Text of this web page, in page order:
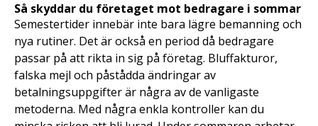
Så skyddar du företaget mot bedragare i sommar
Semestertider innebär inte bara lägre bemanning och
nya rutiner. Det är också en period då bedragare
passar på att rikta in sig på företag. Bluffakturor,
falska mejl och påstådda ändringar av
betalningsuppgifter är några av de vanligaste
metoderna. Med några enkla kontroller kan du